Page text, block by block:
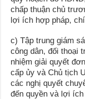
chấp thuận chủ
lợi ích hợp pháp,
c) Tập trung giám
công dân, đối thoại
nhiệm giải quyết
cấp ủy và Chủ tịch
các nghị quyết
đến quyền và lợi